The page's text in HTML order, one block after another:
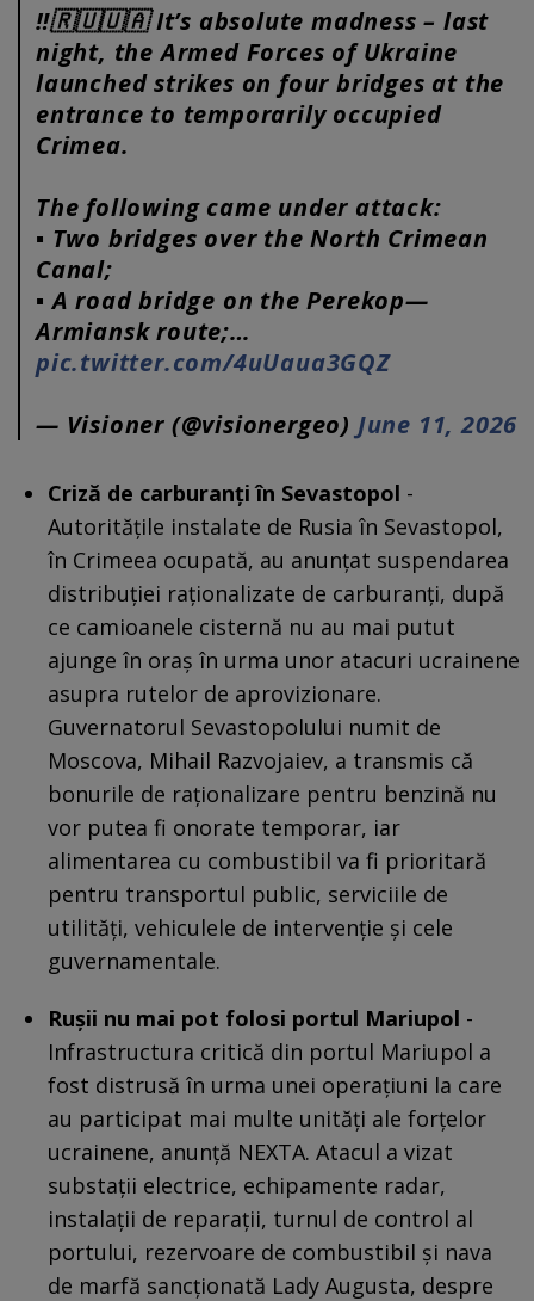
‼️🇷🇺🇺🇦 It’s absolute madness – last
night, the Armed Forces of Ukraine
launched strikes on four bridges at the
entrance to temporarily occupied
Crimea.
The following came under attack:
▪️ Two bridges over the North Crimean
Canal;
▪️ A road bridge on the Perekop—
Armiansk route;…
pic.twitter.com/4uUaua3GQZ
— Visioner (@visionergeo) June 11, 2026
Criză de carburanți în Sevastopol -
Autoritățile instalate de Rusia în Sevastopol,
în Crimeea ocupată, au anunțat suspendarea
distribuției raționalizate de carburanți, după
ce camioanele cisternă nu au mai putut
ajunge în oraș în urma unor atacuri ucrainene
asupra rutelor de aprovizionare.
Guvernatorul Sevastopolului numit de
Moscova, Mihail Razvojaiev, a transmis că
bonurile de raționalizare pentru benzină nu
vor putea fi onorate temporar, iar
alimentarea cu combustibil va fi prioritară
pentru transportul public, serviciile de
utilități, vehiculele de intervenție și cele
guvernamentale.
Rușii nu mai pot folosi portul Mariupol -
Infrastructura critică din portul Mariupol a
fost distrusă în urma unei operațiuni la care
au participat mai multe unități ale forțelor
ucrainene, anunță NEXTA. Atacul a vizat
substații electrice, echipamente radar,
instalații de reparații, turnul de control al
portului, rezervoare de combustibil și nava
de marfă sancționată Lady Augusta, despre